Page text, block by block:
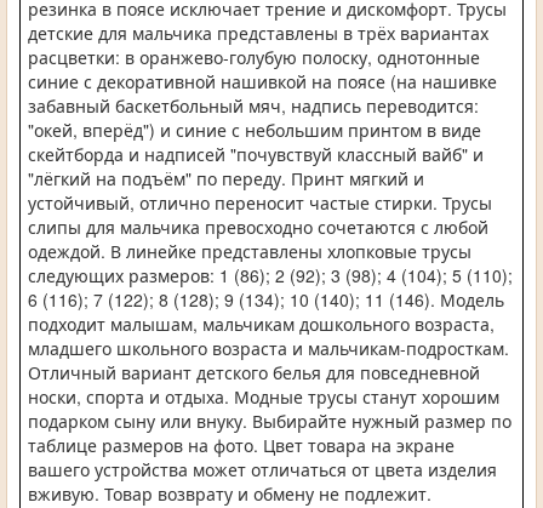
резинка в поясе исключает трение и дискомфорт. Трусы
детские для мальчика представлены в трёх вариантах
расцветки: в оранжево-голубую полоску, однотонные
синие с декоративной нашивкой на поясе (на нашивке
забавный баскетбольный мяч, надпись переводится:
"окей, вперёд") и синие с небольшим принтом в виде
скейтборда и надписей "почувствуй классный вайб" и
"лёгкий на подъём" по переду. Принт мягкий и
устойчивый, отлично переносит частые стирки. Трусы
слипы для мальчика превосходно сочетаются с любой
одеждой. В линейке представлены хлопковые трусы
следующих размеров: 1 (86); 2 (92); 3 (98); 4 (104); 5 (110);
6 (116); 7 (122); 8 (128); 9 (134); 10 (140); 11 (146). Модель
подходит малышам, мальчикам дошкольного возраста,
младшего школьного возраста и мальчикам-подросткам.
Отличный вариант детского белья для повседневной
носки, спорта и отдыха. Модные трусы станут хорошим
подарком сыну или внуку. Выбирайте нужный размер по
таблице размеров на фото. Цвет товара на экране
вашего устройства может отличаться от цвета изделия
вживую. Товар возврату и обмену не подлежит.